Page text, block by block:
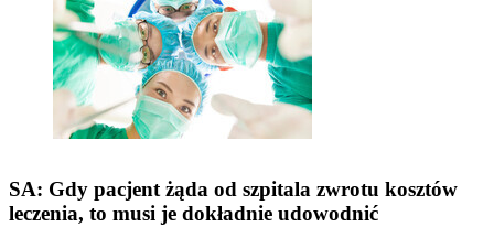
SA: Gdy pacjent żąda od szpitala zwrotu kosztów
leczenia, to musi je dokładnie udowodnić